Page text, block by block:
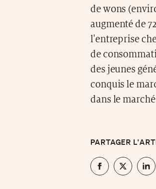
de wons
augmenté de
l'entreprise
de
des jeunes
conquis le
dans le
PARTAGER